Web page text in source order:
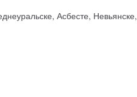
Асбесте, Невьянске,